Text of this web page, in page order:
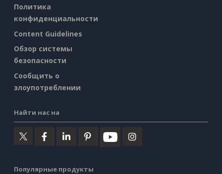
Политика
конфиденциальности
Content Guidelines
Обзор системы
безопасности
Сообщить о
злоупотреблении
Найти нас на
Популярные продукты